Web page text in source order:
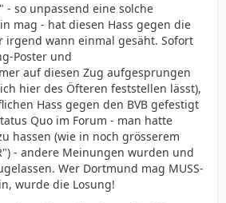
so unpassend eine solche
mag - hat diesen Hass gegen die
irgend wann einmal gesäht. Sofort
Poster und
auf diesen Zug aufgesprungen
hier des Öfteren feststellen lässt),
Hass gegen den BVB gefestigt
Quo im Forum - man hatte
hassen (wie in noch grösserem
- andere Meinungen wurden und
Wer Dortmund mag MUSS-
wurde die Losung!